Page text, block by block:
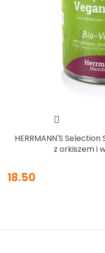
HERRMANN'S
z orkiszem i
18.50